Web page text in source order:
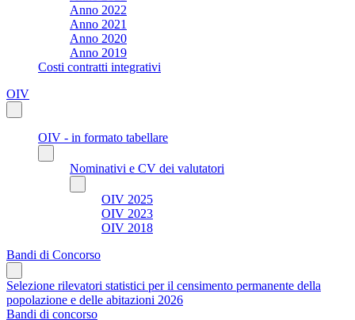
Anno 2022
Anno 2021
Anno 2020
Anno 2019
Costi contratti integrativi
OIV
OIV - in formato tabellare
Nominativi e CV dei valutatori
OIV 2025
OIV 2023
OIV 2018
Bandi di Concorso
Selezione rilevatori statistici per il censimento permanente della
popolazione e delle abitazioni 2026
Bandi di concorso